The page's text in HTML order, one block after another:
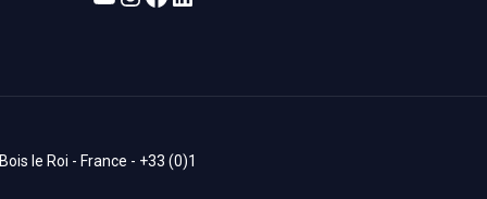
le Roi - France - +33 (0)1